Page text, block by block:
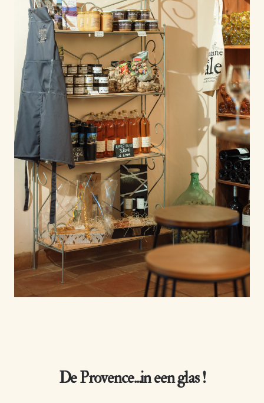
De Provence...in een glas !